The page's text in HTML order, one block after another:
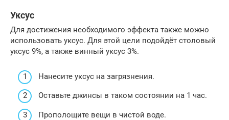
Уксус
Для достижения необходимого эффекта также можно
использовать уксус. Для этой цели подойдёт столовый
уксус 9%, а также винный уксус 3%.
Нанесите уксус на загрязнения.
Оставьте джинсы в таком состоянии на 1 час.
Прополощите вещи в чистой воде.